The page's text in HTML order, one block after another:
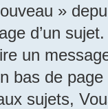
»
d’un
un
bas de
sujets,